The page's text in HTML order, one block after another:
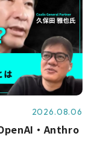
2026.08.06
・Anthro